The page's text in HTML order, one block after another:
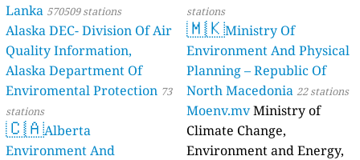
Lanka 570509 stations
Alaska DEC- Division Of Air
Quality Information,
Alaska Department Of
Enviromental Protection 73
stations
🇨🇦Alberta
Environment And
stations
🇲🇰Ministry Of
Environment And Physical
Planning – Republic Of
North Macedonia 22 stations
Moenv.mvMinistry of
Climate Change,
Environment and Energy,